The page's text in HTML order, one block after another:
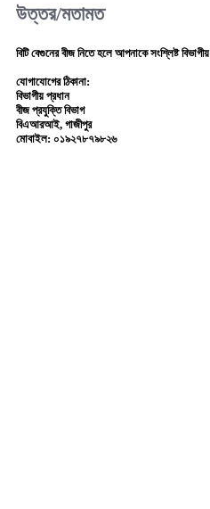
উত্তর/মতামত
বিটি বেগুনের বীজ নিতে হলে আপনাকে সংশ্লিষ্ট
যোগাযোগের ঠিকানা:
বিভাগীয় প্রধান
বীজ প্রযুক্তি বিভাগ
বিএআরআই, গাজীপুর
মোবাইল: ০১৯২৭৮৭৯৮২৬